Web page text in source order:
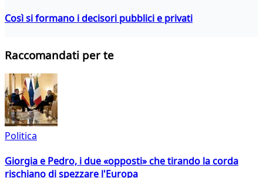
Così si formano i decisori pubblici e privati
Raccomandati per te
Politica
Giorgia e Pedro, i due «opposti» che tirando la corda
rischiano di spezzare l'Europa